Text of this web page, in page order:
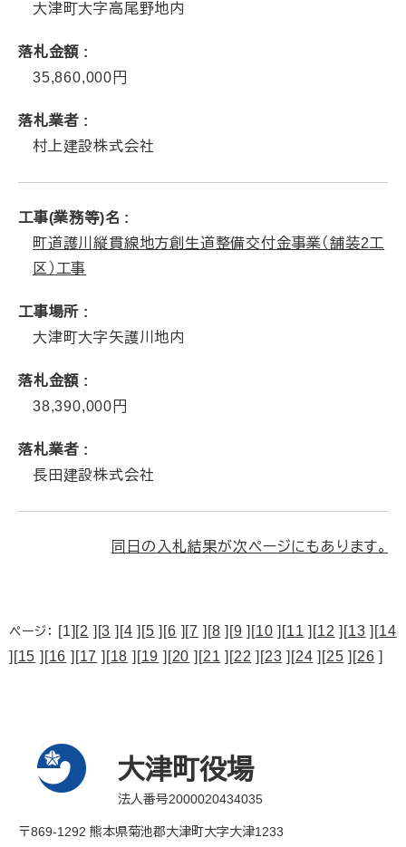
大津町大字高尾野地内
落札金額
35,860,000
落札業者
村上建設株式会社
工事(業務等)名
町道護川縦貫線地方創生道整備交付金事業（舗装2工
区）工事
工事場所
大津町大字矢護川地内
落札金額
38,390,000
落札業者
長田建設株式会社
同日の入札結果が次ページにもあります。
ページ： [1][2 ][3 ][4 ][5 ][6 ][7 ][8 ][9 ][10 ][11 ][12 ][13 ][14
][15 ][16 ][17 ][18 ][19 ][20 ][21 ][22 ][23 ][24 ][25 ][26 ]
大津町役場
法人番号2000020434035
〒869-1292 熊本県菊池郡大津町大字大津1233